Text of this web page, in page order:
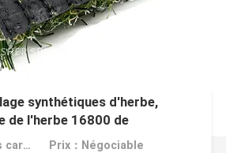
synthétiques d'herbe,
de l'herbe 16800 de
MOQ：1000 mètres carrés Prix：Négociable